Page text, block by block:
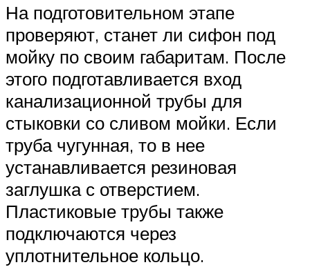
На подготовительном этапе
проверяют, станет ли сифон под
мойку по своим габаритам. После
этого подготавливается вход
канализационной трубы для
стыковки со сливом мойки. Если
труба чугунная, то в нее
устанавливается резиновая
заглушка с отверстием.
Пластиковые трубы также
подключаются через
уплотнительное кольцо.